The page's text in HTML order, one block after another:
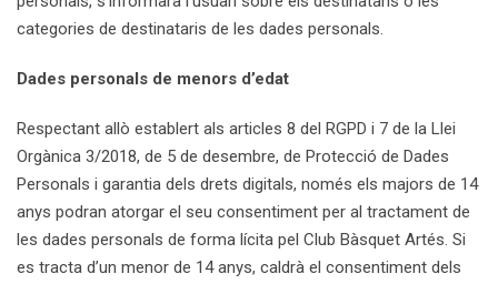
categories de destinataris de les dades personals.
Dades personals de menors d’edat
Respectant allò establert als articles 8 del RGPD i 7 de la Llei
Orgànica 3/2018, de 5 de desembre, de Protecció de Dades
Personals i garantia dels drets digitals, només els majors de 14
anys podran atorgar el seu consentiment per al tractament de
les dades personals de forma lícita pel Club Bàsquet Artés. Si
es tracta d’un menor de 14 anys, caldrà el consentiment dels